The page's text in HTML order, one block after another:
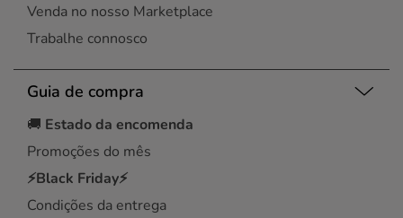
Venda no nosso Marketplace
Trabalhe connosco
Guia de compra
🚚 Estado da encomenda
Promoções do mês
⚡Black Friday⚡
Condições da entrega